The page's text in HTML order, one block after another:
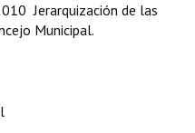
 Jerarquización de las
Municipal.